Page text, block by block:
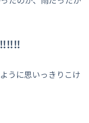
うに思いっきりこけ